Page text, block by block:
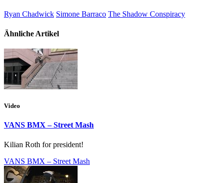
Ryan Chadwick Simone Barraco The Shadow Conspiracy
Ähnliche Artikel
Video
VANS BMX – Street Mash
Kilian Roth for president!
VANS BMX – Street Mash